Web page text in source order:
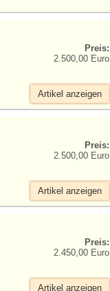
Preis:
2.500,00 Euro
Artikel anzeigen
Preis:
2.500,00 Euro
Artikel anzeigen
Preis:
2.450,00 Euro
Artikel anzeigen